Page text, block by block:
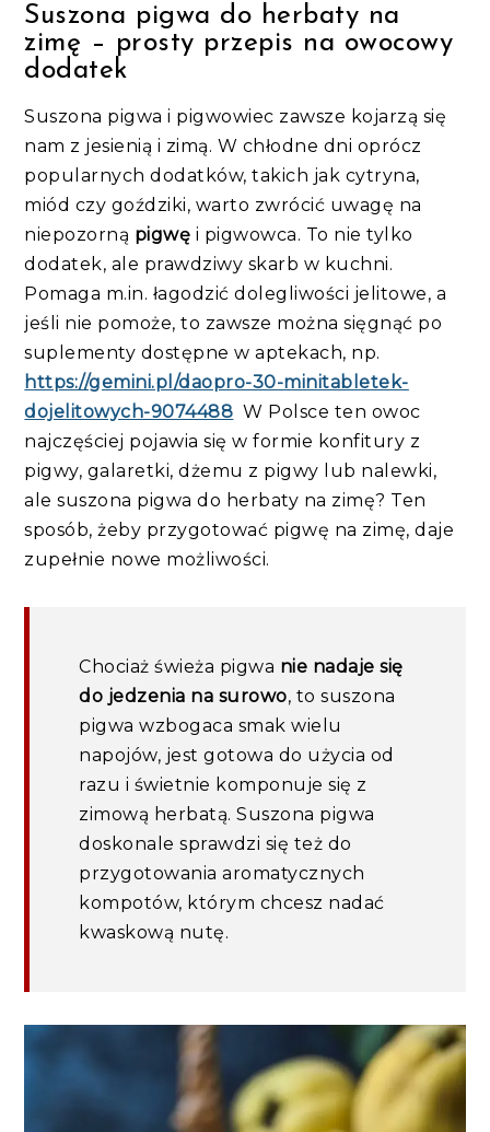
Suszona pigwa do herbaty na
zimę – prosty przepis na owocowy
dodatek
Suszona pigwa i pigwowiec zawsze kojarzą się
nam z jesienią i zimą. W chłodne dni oprócz
popularnych dodatków, takich jak cytryna,
miód czy goździki, warto zwrócić uwagę na
niepozorną pigwę i pigwowca. To nie tylko
dodatek, ale prawdziwy skarb w kuchni.
Pomaga m.in. łagodzić dolegliwości jelitowe, a
jeśli nie pomoże, to zawsze można sięgnąć po
suplementy dostępne w aptekach, np.
https://gemini.pl/daopro-30-minitabletek-
dojelitowych-9074488 W Polsce ten owoc
najczęściej pojawia się w formie konfitury z
pigwy, galaretki, dżemu z pigwy lub nalewki,
ale suszona pigwa do herbaty na zimę? Ten
sposób, żeby przygotować pigwę na zimę, daje
zupełnie nowe możliwości.
Chociaż świeża pigwa nie nadaje się
do jedzenia na surowo, to suszona
pigwa wzbogaca smak wielu
napojów, jest gotowa do użycia od
razu i świetnie komponuje się z
zimową herbatą. Suszona pigwa
doskonale sprawdzi się też do
przygotowania aromatycznych
kompotów, którym chcesz nadać
kwaskową nutę.